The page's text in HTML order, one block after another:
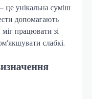
це унікальна суміш
допомагають
працювати зі
слабкі.